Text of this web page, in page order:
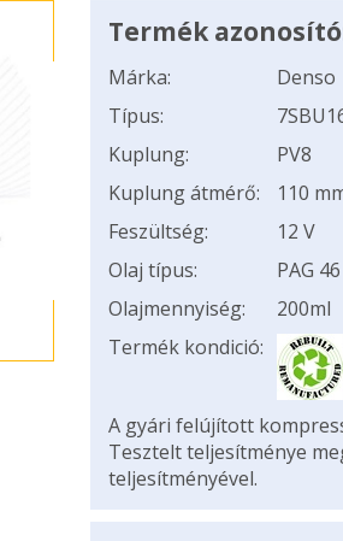
Termék
Márka:
Denso
Típus:
Kuplung:
PV8
Kuplung átmérő:
110
Feszültség:
12 V
Olaj típus:
PAG 46
Olajmennyiség:
200ml
Termék kondició:
A gyári felújított
Tesztelt teljesítménye
teljesítményével.